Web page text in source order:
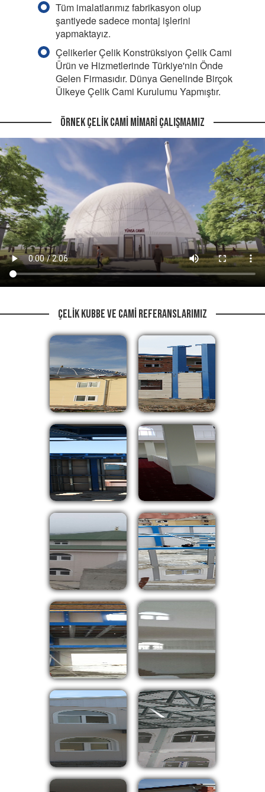
Tüm imalatlarımız fabrikasyon olup
şantiyede sadece montaj işlerini
yapmaktayız.
Çelikerler Çelik Konstrüksiyon Çelik Cami
Ürün ve Hizmetlerinde Türkiye'nin Önde
Gelen Firmasıdır. Dünya Genelinde Birçok
Ülkeye Çelik Cami Kurulumu Yapmıştır.
Örnek Çelik Cami Mimari Çalışmamız
Çelik Kubbe ve Cami Referanslarımız